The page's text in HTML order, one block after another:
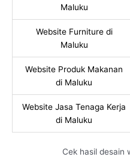
Maluku
Website Furniture di
Maluku
Website Produk Makanan
di Maluku
Website Jasa Tenaga Kerja
di Maluku
Cek hasil desain